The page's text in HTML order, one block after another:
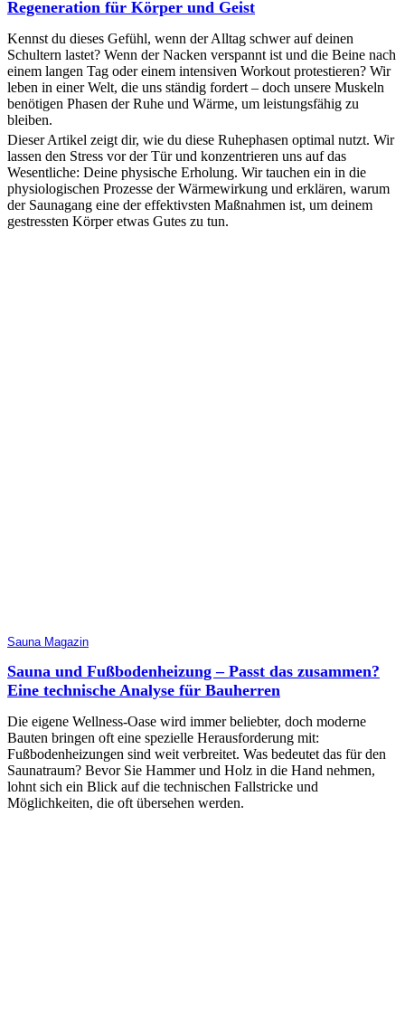
Regeneration für Körper und Geist
Kennst du dieses Gefühl, wenn der Alltag schwer auf deinen
Schultern lastet? Wenn der Nacken verspannt ist und die Beine nach
einem langen Tag oder einem intensiven Workout protestieren? Wir
leben in einer Welt, die uns ständig fordert – doch unsere Muskeln
benötigen Phasen der Ruhe und Wärme, um leistungsfähig zu
bleiben.
Dieser Artikel zeigt dir, wie du diese Ruhephasen optimal nutzt. Wir
lassen den Stress vor der Tür und konzentrieren uns auf das
Wesentliche: Deine physische Erholung. Wir tauchen ein in die
physiologischen Prozesse der Wärmewirkung und erklären, warum
der Saunagang eine der effektivsten Maßnahmen ist, um deinem
gestressten Körper etwas Gutes zu tun.
Sauna Magazin
Sauna und Fußbodenheizung – Passt das zusammen?
Eine technische Analyse für Bauherren
Die eigene Wellness-Oase wird immer beliebter, doch moderne
Bauten bringen oft eine spezielle Herausforderung mit:
Fußbodenheizungen sind weit verbreitet. Was bedeutet das für den
Saunatraum? Bevor Sie Hammer und Holz in die Hand nehmen,
lohnt sich ein Blick auf die technischen Fallstricke und
Möglichkeiten, die oft übersehen werden.